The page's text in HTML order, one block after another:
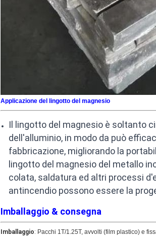
Applicazione del lingotto del magnesio
Il lingotto del magnesio è soltanto
dell'alluminio, in modo da può
fabbricazione, migliorando la
lingotto del magnesio del metallo
colata, saldatura ed altri processi
antincendio possono essere la
Imballaggio & consegna
Imballaggio: Pacchi 1T/1.25T, avvolti (film plastico) e